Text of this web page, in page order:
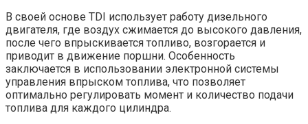
В своей основе TDI использует работу дизельного
двигателя, где воздух сжимается до высокого давления,
после чего впрыскивается топливо, возгорается и
приводит в движение поршни. Особенность
заключается в использовании электронной системы
управления впрыском топлива, что позволяет
оптимально регулировать момент и количество подачи
топлива для каждого цилиндра.